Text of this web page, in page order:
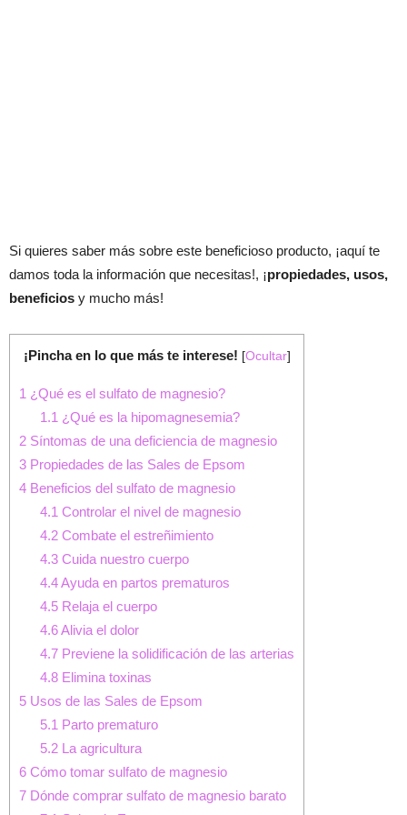
Si quieres saber más sobre este beneficioso producto, ¡aquí te
damos toda la información que necesitas!, ¡propiedades, usos,
beneficios y mucho más!
¡Pincha en lo que más te interese! [Ocultar]
1 ¿Qué es el sulfato de magnesio?
1.1 ¿Qué es la hipomagnesemia?
2 Síntomas de una deficiencia de magnesio
3 Propiedades de las Sales de Epsom
4 Beneficios del sulfato de magnesio
4.1 Controlar el nivel de magnesio
4.2Combate el estreñimiento
4.3Cuida nuestro cuerpo
4.4Ayuda en partos prematuros
4.5Relaja el cuerpo
4.6Alivia el dolor
4.7Previene la solidificación de las arterias
4.8Elimina toxinas
5 Usos de las Sales de Epsom
5.1 Parto prematuro
5.2La agricultura
6 Cómo tomar sulfato de magnesio
7 Dónde comprar sulfato de magnesio barato